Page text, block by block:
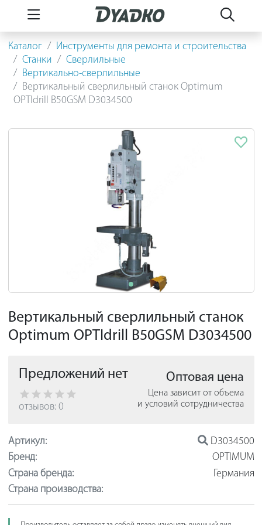
Каталог
Инструменты для ремонта и строительства
Станки
Сверлильные
Вертикально-сверлильные
Вертикальный сверлильный станок Optimum
OPTIdrill B50GSM D3034500
Вертикальный сверлильный станок
Optimum OPTIdrill B50GSM D3034500
Предложений нет
отзывов: 0
Оптовая цена
Цена зависит от объема
и условий сотрудничества
Артикул:
D3034500
Бренд:
OPTIMUM
Страна бренда:
Германия
Страна производства: